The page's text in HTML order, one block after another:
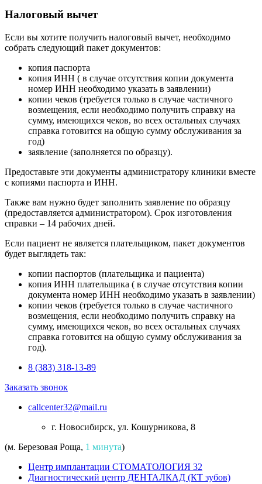
Налоговый вычет
Если вы хотите получить налоговый вычет, необходимо
собрать следующий пакет документов:
копия паспорта
копия ИНН ( в случае отсутствия копии документа
номер ИНН необходимо указать в заявлении)
копии чеков (требуется только в случае частичного
возмещения, если необходимо получить справку на
сумму, имеющихся чеков, во всех остальных случаях
справка готовится на общую сумму обслуживания за
год)
заявление (заполняется по образцу).
Предоставьте эти документы администратору клиники вместе
с копиями паспорта и ИНН.
Также вам нужно будет заполнить заявление по образцу
(предоставляется администратором). Срок изготовления
справки – 14 рабочих дней.
Если пациент не является плательщиком, пакет документов
будет выглядеть так:
копии паспортов (плательщика и пациента)
копия ИНН плательщика ( в случае отсутствия копии
документа номер ИНН необходимо указать в заявлении)
копии чеков (требуется только в случае частичного
возмещения, если необходимо получить справку на
сумму, имеющихся чеков, во всех остальных случаях
справка готовится на общую сумму обслуживания за
год).
8 (383) 318-13-89
Заказать звонок
callcenter32@mail.ru
г. Новосибирск, ул. Кошурникова, 8
(м. Березовая Роща, 1 минута)
Центр имплантации СТОМАТОЛОГИЯ 32
Диагностический центр ДЕНТАЛКАД (КТ зубов)